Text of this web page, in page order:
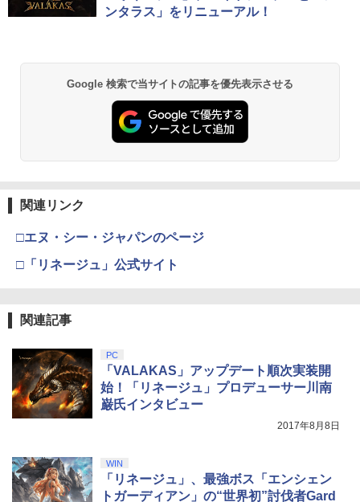
ンタラス」をリニューアル！
Google 検索で当サイトの記事を優先表示させる
関連リンク
□エヌ・シー・ジャパンのページ
□「リネージュ」公式サイト
関連記事
PC
「VALAKAS」アップデート順次実装開
始！「リネージュ」プロデューサー川南
巌氏インタビュー
2017年8月8日
WIN
「リネージュ」、最強ボス「エンシェン
トガーディアン」の“世界初”討伐者Gard